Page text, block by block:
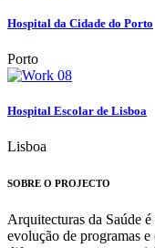
Hospital da Cidade do Porto
Porto
Hospital Escolar de Lisboa
Lisboa
SOBRE O PROJECTO
Arquitecturas da Saúde
evolução de programas e